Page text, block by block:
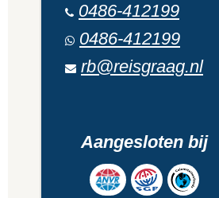
0486-412199
0486-412199
rb@reisgraag.nl
Aangesloten bij